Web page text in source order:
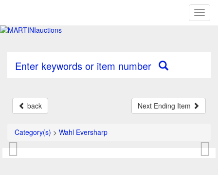
Enter keywords or item number
back Next Ending Item
Category(s) > Wahl Eversharp